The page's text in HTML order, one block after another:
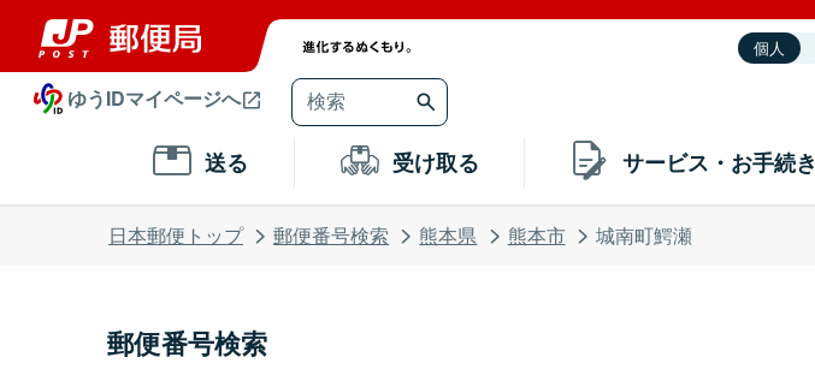
個人
ゆうIDマイページへ
送る 受け取る サービス・お手続き
日本郵便トップ 郵便番号検索 熊本県 熊本市 城南町鰐瀬
郵便番号検索